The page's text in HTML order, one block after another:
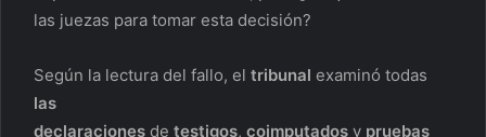
las juezas para tomar esta decisión?
Según la lectura del fallo, el tribunal examinó todas
las
declaraciones de testigos, coimputados y pruebas